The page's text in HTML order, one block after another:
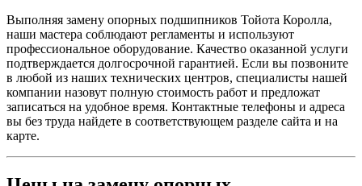
Выполняя замену опорных подшипников Тойота Королла,
наши мастера соблюдают регламенты и используют
профессиональное оборудование. Качество оказанной услуги
подтверждается долгосрочной гарантией. Если вы позвоните
в любой из наших технических центров, специалисты нашей
компании назовут полную стоимость работ и предложат
записаться на удобное время. Контактные телефоны и адреса
вы без труда найдете в соответствующем разделе сайта и на
карте.